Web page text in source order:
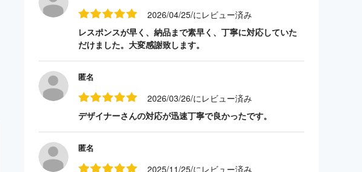
2026/04/25/にレビュー済み
レスポンスが早く、納品まで素早く、丁寧に対応していた
だけました。大変感謝致します。
匿名
2026/03/26/にレビュー済み
デザイナーさんの対応が迅速丁寧で良かったです。
匿名
2025/11/25/にレビュー済み